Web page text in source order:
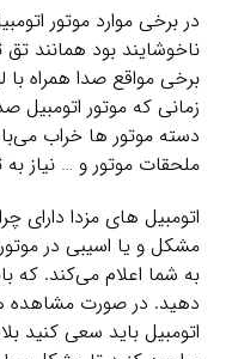
در برخی موارد موتور
ناخوشایند بود همانند
برخی مواقع صدا همراه
زمانی که موتور اتومبیل
دسته موتور ها خراب
ملحقات موتور و … نیاز به
اتومبیل های مزدا دارای
مشکل و یا اسیبی در
به شما اعلام می‌کند. که
دهید. در صورت مشاهده
اتومبیل باید سعی کنید